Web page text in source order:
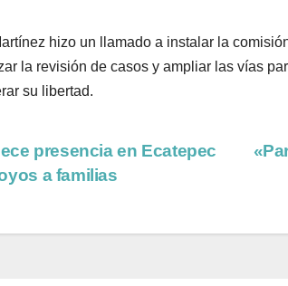
hizo un llamado a instalar la
la revisión de casos y ampliar las vías
su libertad.
presencia en Ecatepec
a familias